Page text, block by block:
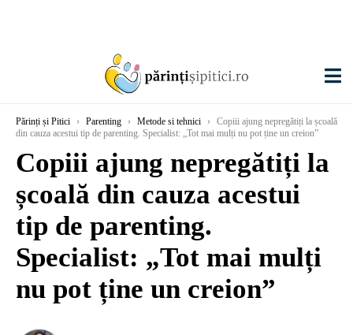
Părinți și Pitici › Parenting › Metode si tehnici ›
Copiii ajung nepregătiți la școală
din cauza acestui tip de parenting. Specialist: „Tot mai mulți nu pot ține un creion”
Copiii ajung nepregătiți la
școală din cauza acestui
tip de parenting.
Specialist: „Tot mai mulți
nu pot ține un creion”